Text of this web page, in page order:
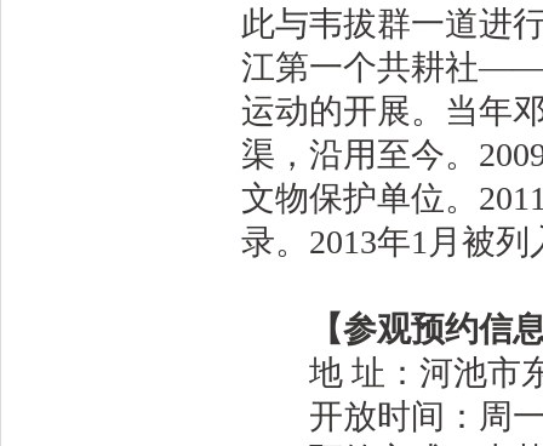
此与韦拔群一道进
江第一个共耕社——
运动的开展。当年
渠，沿用至今。
文物保护单位。
录。2013年1月被
【参观预约信
地 址：河池市东
开放时间：周一